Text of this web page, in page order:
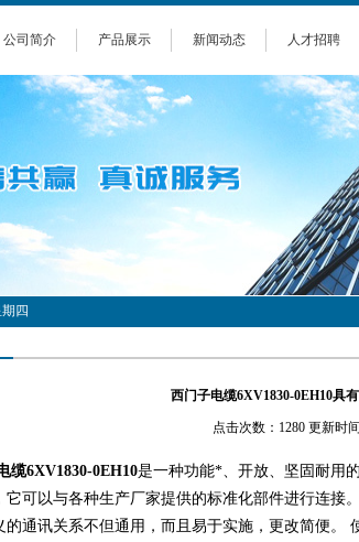
公司简介 产品展示 新闻动态 人才招聘
四
西门子电缆6XV1830-0EH10具
点击次数：1280 更新时
缆6XV1830-0EH10是一种功能*、开放、坚固耐用
它可以与各种生产厂家提供的标准化部件进行连接
的通讯关系不但通用，而且易于实施，更改简便。